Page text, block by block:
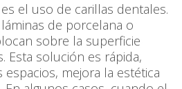
el uso de carillas dentales.
de porcelana o
sobre la superficie
Esta solución es rápida,
mejora la estética